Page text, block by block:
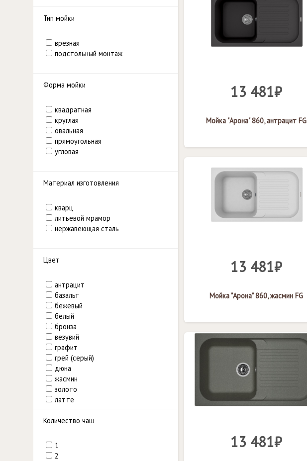
Тип мойки
врезная
подстольный монтаж
Форма мойки
квадратная
круглая
овальная
прямоугольная
угловая
Материал изготовления
кварц
литьевой мрамор
нержавеющая сталь
Цвет
антрацит
базальт
бежевый
белый
бронза
везувий
графит
грей (серый)
дюна
жасмин
золото
латте
серый
терра
терракота
Количество чаш
1
2
13 481₽
Мойка "Арона" 860, антрацит FG
13 481₽
Мойка "Арона" 860, жасмин FG
13 481₽